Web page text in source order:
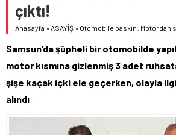
çıktı!
Anasayfa »ASAYİŞ » Otomobile baskın: Motordan
Samsun’da şüpheli bir otomobilde
motor kısmına gizlenmiş 3 adet
şişe kaçak içki ele geçerken, olayla
alındı